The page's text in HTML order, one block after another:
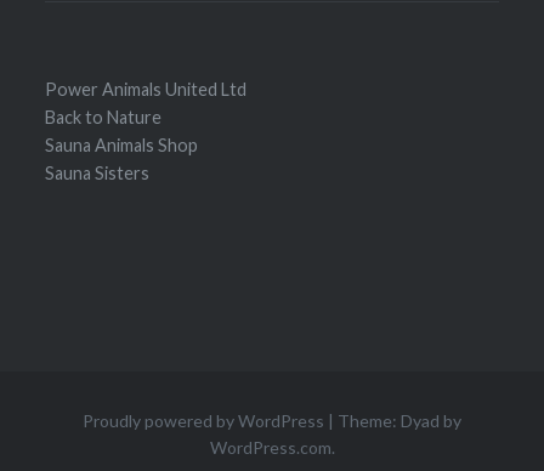
Power Animals United Ltd
Back to Nature
Sauna Animals Shop
Sauna Sisters
Proudly powered by WordPress | Theme: Dyad by
WordPress.com.